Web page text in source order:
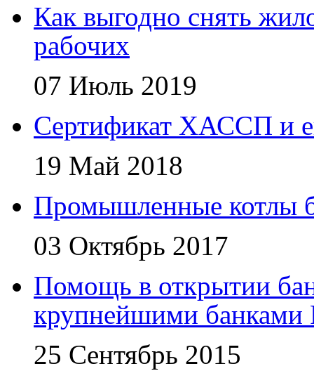
Как выгодно снять
рабочих
07 Июль 2019
Сертификат ХАССП и
19 Май 2018
Промышленные котлы
03 Октябрь 2017
Помощь в открытии
крупнейшими банками
25 Сентябрь 2015